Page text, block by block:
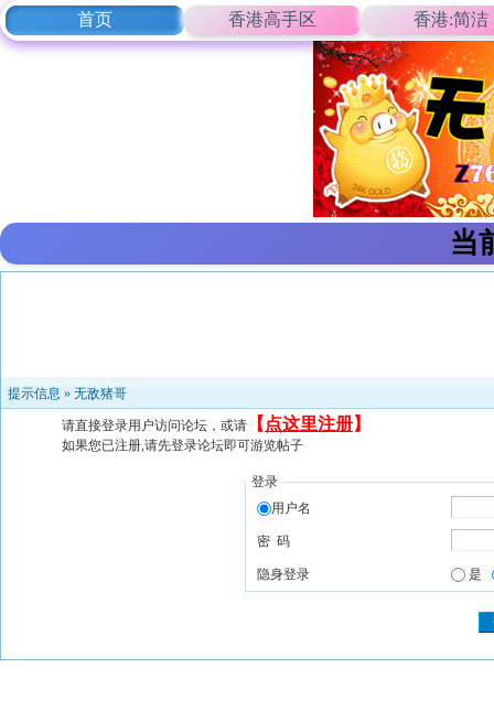
首页 香港高手区 香港:简洁
当
提示信息 » 无敌猪哥
请直接登录用户访问论坛，或请 【 点这里注册】
如果您已注册,请先登录论坛即可游览帖子
登录
用户名
密 码
隐身登录 是